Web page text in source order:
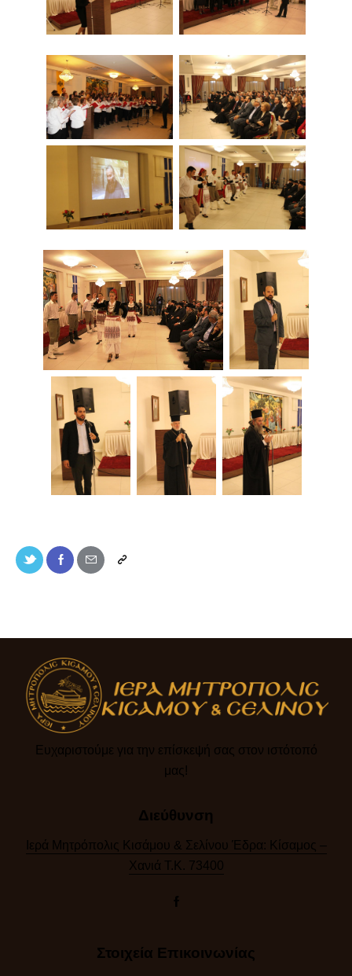
Ευχαριστούμε για την επίσκεψή σας στον ιστότοπό
μας!​
Διεύθυνση
Ιερά Μητρόπολις Κισάμου & Σελίνου Έδρα: Κίσαμος –
Χανιά Τ.Κ. 73400
Στοιχεία Επικοινωνίας